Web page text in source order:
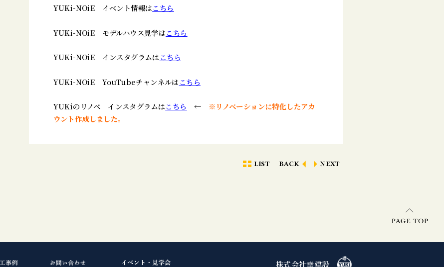
YUKi-NOiE イベント情報はこちら
YUKi-NOiE モデルハウス見学はこちら
YUKi-NOiE インスタグラムは こちら
YUKi-NOiE YouTubeチャンネルは こちら
YUKiのリノベ インスタグラムはこちら ←
※リノベーションに特化したアカ
ウント作成しました。
LIST BACK NEXT
株式会社幸建設